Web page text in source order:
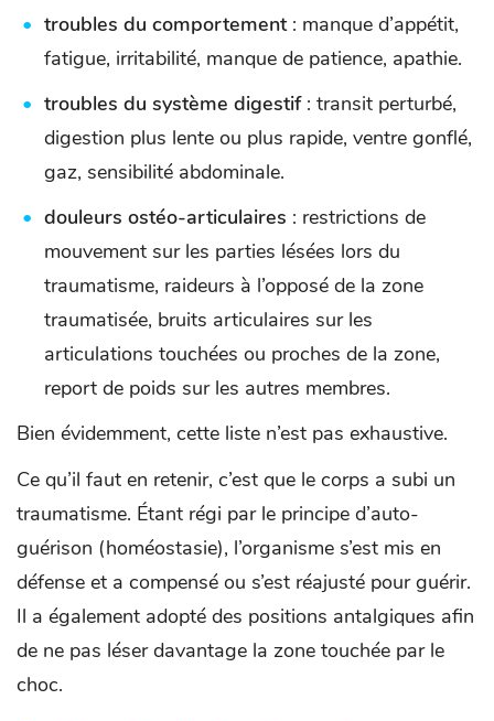
troubles du comportement : manque d’appétit,
fatigue, irritabilité, manque de patience, apathie.
troubles du système digestif : transit perturbé,
digestion plus lente ou plus rapide, ventre gonflé,
gaz, sensibilité abdominale.
douleurs ostéo-articulaires : restrictions de
mouvement sur les parties lésées lors du
traumatisme, raideurs à l’opposé de la zone
traumatisée, bruits articulaires sur les
articulations touchées ou proches de la zone,
report de poids sur les autres membres.
Bien évidemment, cette liste n’est pas exhaustive.
Ce qu’il faut en retenir, c’est que le corps a subi un
traumatisme. Étant régi par le principe d’auto-
guérison (homéostasie), l’organisme s’est mis en
défense et a compensé ou s’est réajusté pour guérir.
Il a également adopté des positions antalgiques afin
de ne pas léser davantage la zone touchée par le
choc.